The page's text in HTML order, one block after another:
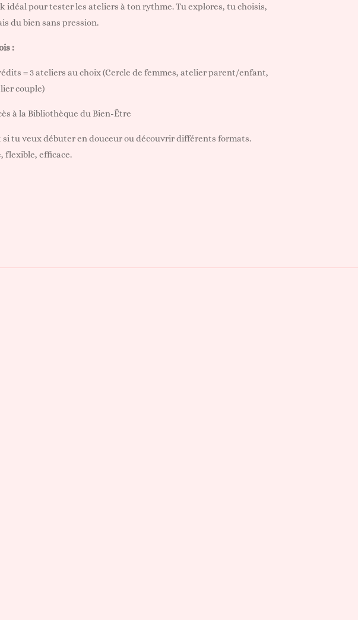
idéal pour tester les ateliers à ton rythme. Tu explores, tu choisis,
du bien sans pression.
:
= 3 ateliers au choix (Cercle de femmes, atelier parent/enfant,
couple)
à la Bibliothèque du Bien-Être
si tu veux débuter en douceur ou découvrir différents formats.
flexible, efficace.